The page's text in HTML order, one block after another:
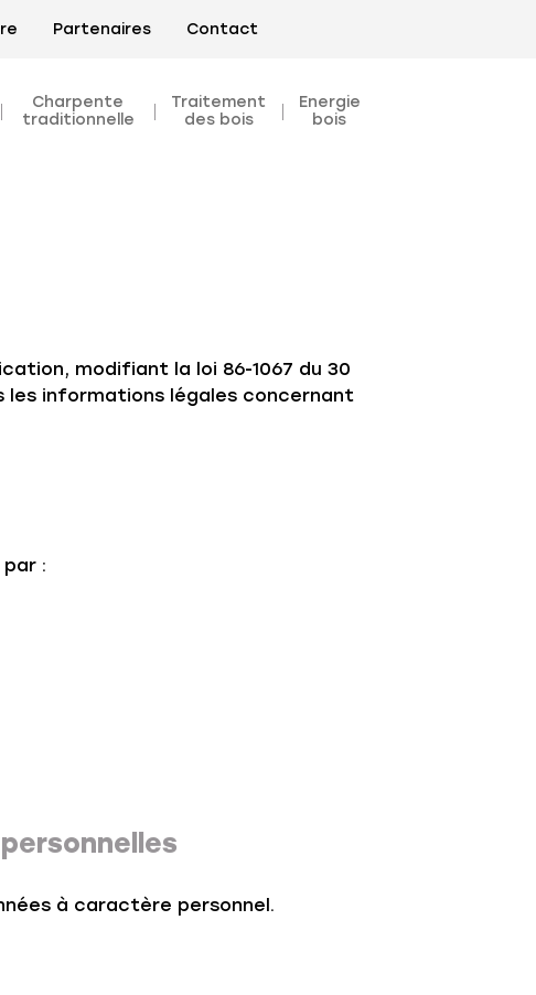
Partenaires Contact
Charpente
traditionnelle
Traitement
des bois
Energie
bois
modifiant la loi 86-1067 du 30
les informations légales concernant
:
à caractère personnel.